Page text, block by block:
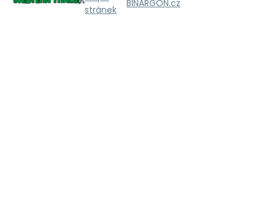
stránek
BINARGON.cz